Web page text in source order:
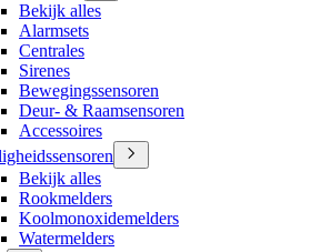
Bekijk alles
Alarmsets
Centrales
Sirenes
Bewegingssensoren
Deur- & Raamsensoren
Accessoires
Bekijk alles
Rookmelders
Koolmonoxidemelders
Watermelders